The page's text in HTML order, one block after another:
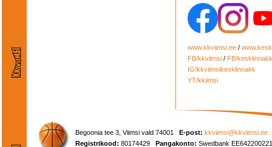
www.kkviimsi.ee /
FB/kkviimsi / FB/kesklinnakk
IG/kkviimsikesklinnakk
YT/kkiimsi
Begoonia tee 3, Viimsi vald 74001 E-post: kkviimsi@kkviimsi.ee
Registrikood: 80174429 Pangakonto: Swedbank